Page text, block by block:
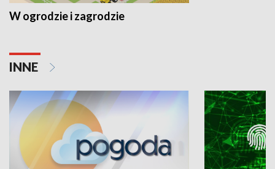
W ogrodzie i zagrodzie
INNE